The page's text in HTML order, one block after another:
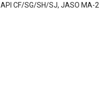
API CF/SG/SH/SJ, JASO MA-2